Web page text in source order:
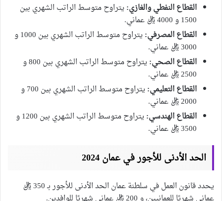
القطاع النفطي والغازي:يتراوح متوسط الراتب الشهري بين
1500 و 4000 ريال عماني.
القطاع المصرفي:
يتراوح متوسط الراتب الشهري بين 1000 و
3000 ريال عماني.
القطاع الصحي:
يتراوح متوسط الراتب الشهري بين 800 و
2500 ريال عماني.
القطاع التعليمي:
يتراوح متوسط الراتب الشهري بين 700 و
2000 ريال عماني.
القطاع الهندسي:
يتراوح متوسط الراتب الشهري بين 1200 و
3500 ريال عماني.
الحد الأدنى للأجور في عمان 2024
يحدد قانون العمل في سلطنة عمان الحد الأدنى للأجور بـ 350 ريال